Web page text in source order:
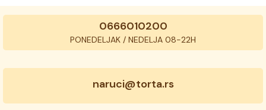
0666010200
PONEDELJAK / NEDELJA 08-22H
naruci@torta.rs